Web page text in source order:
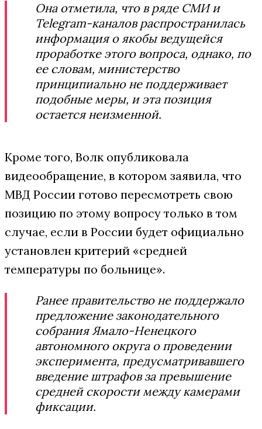
Она отметила, что в ряде СМИ и
Telegram-каналов распространилась
информация о якобы ведущейся
проработке этого вопроса, однако, по
ее словам, министерство
принципиально не поддерживает
подобные меры, и эта позиция
остается неизменной.
Кроме того, Волк опубликовала
видеообращение, в котором заявила, что
МВД России готово пересмотреть свою
позицию по этому вопросу только в том
случае, если в России будет официально
установлен критерий «средней
температуры по больнице».
Ранее правительство не поддержало
предложение законодательного
собрания Ямало-Ненецкого
автономного округа о проведении
эксперимента, предусматривавшего
введение штрафов за превышение
средней скорости между камерами
фиксации.